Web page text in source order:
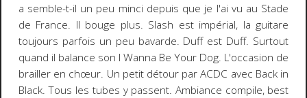
a semble-t-il un peu minci depuis que je l'ai vu au Stade
de France. Il bouge plus. Slash est impérial, la guitare
toujours parfois un peu bavarde. Duff est Duff. Surtout
quand il balance son I Wanna Be Your Dog. L'occasion de
brailler en chœur. Un petit détour par ACDC avec Back in
Black. Tous les tubes y passent. Ambiance compile, best